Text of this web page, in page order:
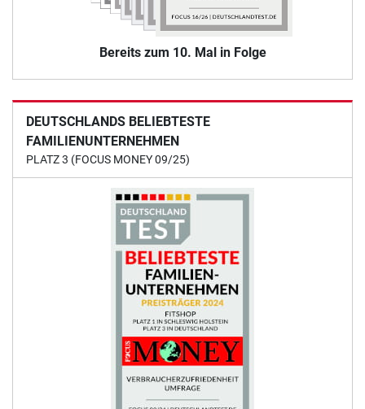
Bereits zum 10. Mal in Folge
DEUTSCHLANDS BELIEBTESTE
FAMILIENUNTERNEHMEN
PLATZ 3 (FOCUS MONEY 09/25)